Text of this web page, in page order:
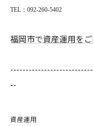
TEL ：092-260-5402
福岡市で資産運用を
--
資産運用